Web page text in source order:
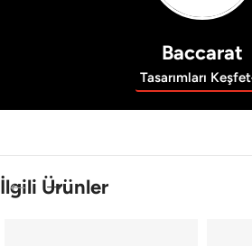
Baccarat
Tasarımları Keşfet
İlgili Ürünler